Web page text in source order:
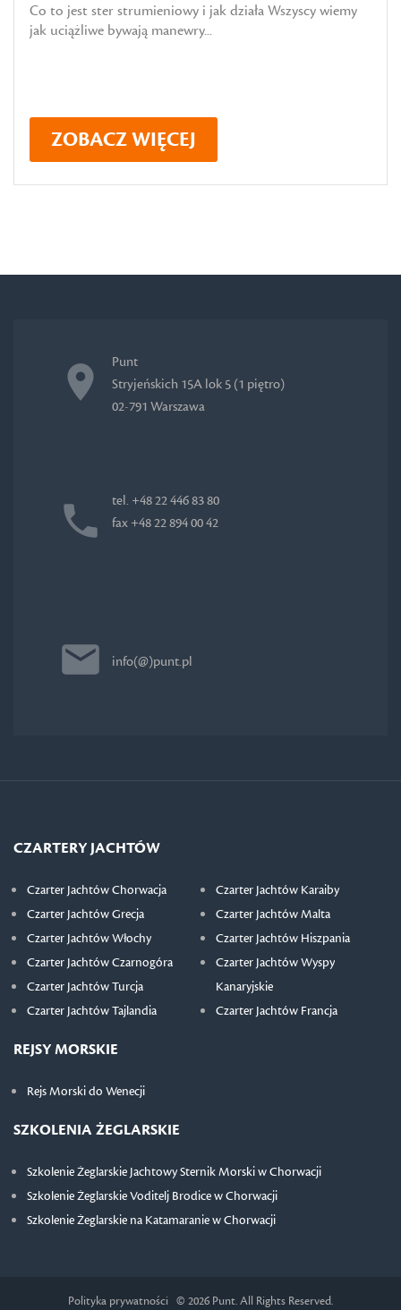
Co to jest ster strumieniowy i jak działa Wszyscy wiemy
jak uciążliwe bywają manewry...
ZOBACZ WIĘCEJ
Punt
Stryjeńskich 15A lok 5 (1 piętro)
02-791 Warszawa
tel. +48 22 446 83 80
fax +48 22 894 00 42
info(@)punt.pl
CZARTERY JACHTÓW
Czarter Jachtów Chorwacja
Czarter Jachtów Grecja
Czarter Jachtów Włochy
Czarter Jachtów Czarnogóra
Czarter Jachtów Turcja
Czarter Jachtów Tajlandia
Czarter Jachtów Karaiby
Czarter Jachtów Malta
Czarter Jachtów Hiszpania
Czarter Jachtów Wyspy
Kanaryjskie
Czarter Jachtów Francja
REJSY MORSKIE
Rejs Morski do Wenecji
SZKOLENIA ŻEGLARSKIE
Szkolenie Żeglarskie Jachtowy Sternik Morski w Chorwacji
Szkolenie Żeglarskie Voditelj Brodice w Chorwacji
Szkolenie Żeglarskie na Katamaranie w Chorwacji
Polityka prywatności © 2026 Punt. All Rights Reserved.